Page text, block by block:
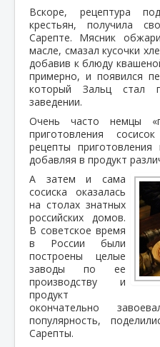
Вскоре, рецептура
крестьян, получила
Сарепте. Мясник
масле, смазал кусочки
добавив к блюду
примерно, и появился
который Зальц стал
заведении.
Очень часто немцы
приготовления
рецепты
добавляя в продукт
А затем и сама
сосиска оказалась
на столах знатных
российских домов.
В советское время
в России были
построены целые
заводы по ее
производству и
продукт
окончательно
популярность,
Сарепты.